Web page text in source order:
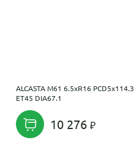
ALCASTA M61 6.5xR16 PCD5x114.3
ET45 DIA67.1
10 276